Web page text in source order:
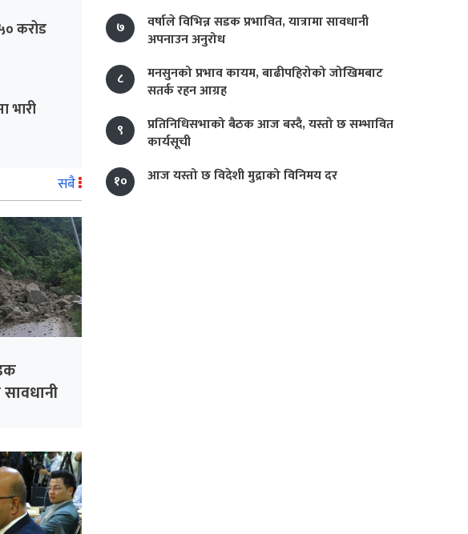
करोड
भारी
सबै
सावधानी
७
वर्षाले विभिन्न सडक प्रभावित, यात्रामा सावधानी
अपनाउन अनुरोध
८
मनसुनको प्रभाव कायम, बाढीपहिरोको जोखिमबाट
सतर्क रहन आग्रह
९
प्रतिनिधिसभाको बैठक आज बस्दै, यस्तो छ सम्भावित
कार्यसूची
१०
आज यस्तो छ विदेशी मुद्राको विनिमय दर